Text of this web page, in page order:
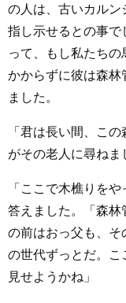
の人は、古いカルン
指し示せるとの事で
って、もし私たち
かからずに彼は森林
ました。
「君は長い間、こ
がその老人に尋ねま
「ここで木樵りを
答えました。「森林
の前はおっ父も、そ
の世代ずっとだ。こ
見せようかね」